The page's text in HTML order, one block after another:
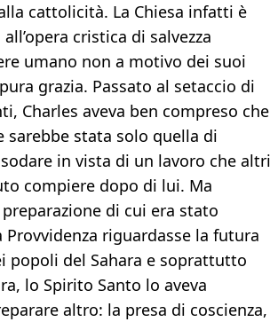
cattolicità. La Chiesa infatti è
cristica di salvezza
umano non a motivo dei suoi
grazia. Passato al setaccio di
Charles aveva ben compreso che
sarebbe stata solo quella di
in vista di un lavoro che altri
compiere dopo di lui. Ma
di cui era stato
riguardasse la futura
popoli del Sahara e soprattutto
lo Spirito Santo lo aveva
altro: la presa di coscienza,